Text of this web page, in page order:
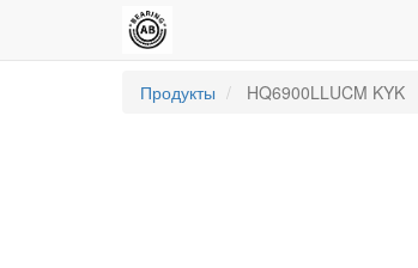
Продукты HQ6900LLUCM KYK